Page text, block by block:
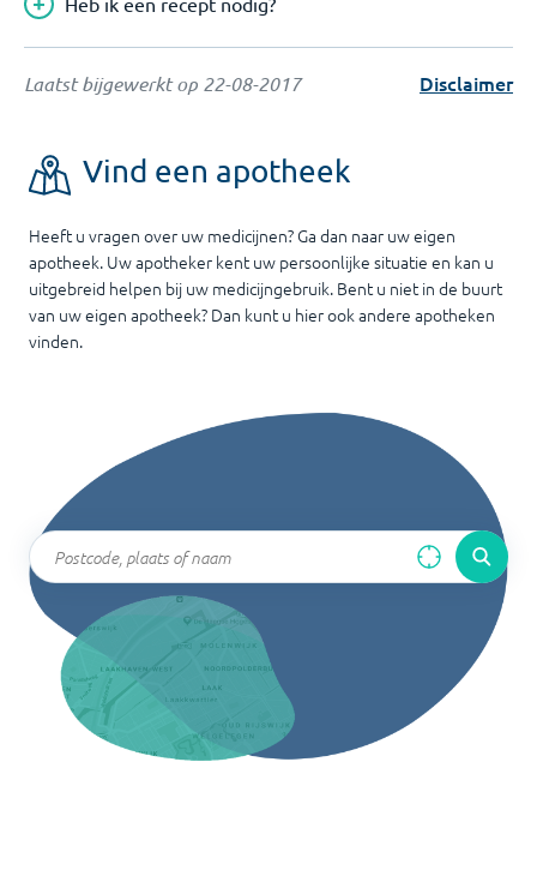
Laatst bijgewerkt op 22-08-2017 Disclaimer
Vind een apotheek
Heeft u vragen over uw medicijnen? Ga dan naar uw eigen
apotheek. Uw apotheker kent uw persoonlijke situatie en kan u
uitgebreid helpen bij uw medicijngebruik. Bent u niet in de buurt
van uw eigen apotheek? Dan kunt u hier ook andere apotheken
vinden.